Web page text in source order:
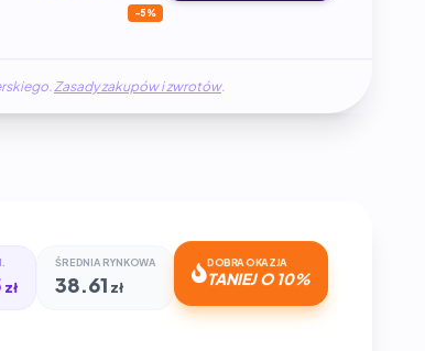
-5%
Zasady zakupów i zwrotów.
zł
ŚREDNIA RYNKOWA
38.61 zł
DOBRA OKAZJA
TANIEJ O 10%